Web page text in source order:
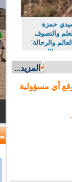
حمزة
والتصوف
والرحالة'
الله
المزيد...
أي مسؤولية